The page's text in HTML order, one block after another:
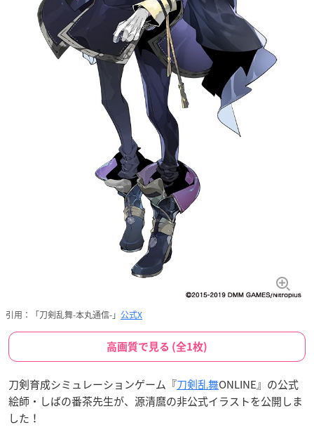
引用：「刀剣乱舞-本丸通信-」 公式X
高画質で見る (全1枚)
刀剣育成シミュレーションゲーム『刀剣乱舞ONLINE』の公式
絵師・しばの番茶先生が、源清麿の非公式イラストを公開しま
した！